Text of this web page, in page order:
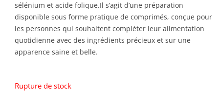
sélénium et acide folique.Il s’agit d’une préparation
disponible sous forme pratique de comprimés, conçue pour
les personnes qui souhaitent compléter leur alimentation
quotidienne avec des ingrédients précieux et sur une
apparence saine et belle.
Rupture de stock